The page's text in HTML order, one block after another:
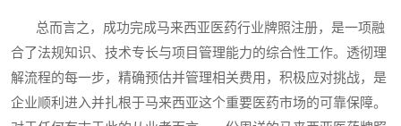
总而言之，成功完成马来西亚医药行业牌照注册，是一项融
合了法规知识、技术专长与项目管理能力的综合性工作。透彻理
解流程的每一步，精确预估并管理相关费用，积极应对挑战，是
企业顺利进入并扎根于马来西亚这个重要医药市场的可靠保障。